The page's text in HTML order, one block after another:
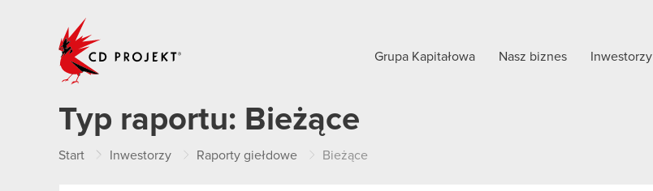
Grupa Kapitałowa Nasz biznes Inwestorzy
Typ raportu: Bieżące
Start Inwestorzy Raporty giełdowe Bieżące